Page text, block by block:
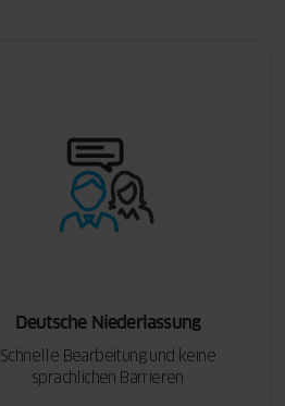
Deutsche Niederlassung
Schnelle Bearbeitung und keine
sprachlichen Barrieren